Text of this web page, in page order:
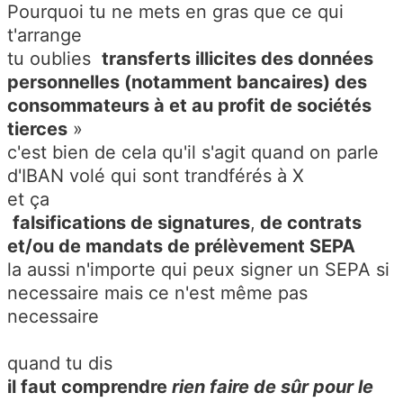
Pourquoi tu ne mets en gras que ce qui
t'arrange
tu oublies transferts illicites des données
personnelles (notamment bancaires) des
consommateurs à et au profit de sociétés
tierces »
c'est bien de cela qu'il s'agit quand on parle
d'IBAN volé qui sont trandférés à X
et ça
falsifications de signatures, de contrats
et/ou de mandats de prélèvement SEPA
la aussi n'importe qui peux signer un SEPA si
necessaire mais ce n'est même pas
necessaire
quand tu dis
il faut comprendre rien faire de sûr pour le